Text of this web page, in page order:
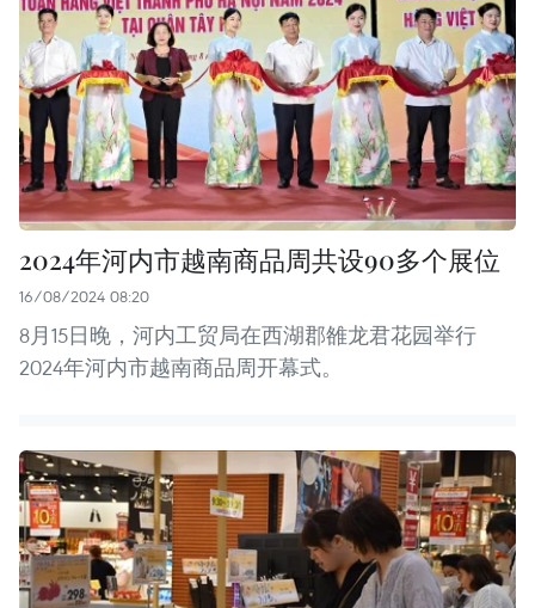
2024年河内市越南商品周共设90多个展位
16/08/2024 08:20
8月15日晚，河内工贸局在西湖郡雒龙君花园举行
2024年河内市越南商品周开幕式。